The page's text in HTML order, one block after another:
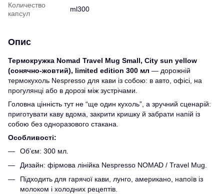
Количество
капсул
ml300
Опис
Термокружка Nomad Travel Mug Small, Сity sun yellow
(сонячно-жовтий), limited edition 300 мл — дорожній
термокухоль Nespresso для кави із собою: в авто, офісі, на
прогулянці або в дорозі між зустрічами.
Головна цінність тут не “ще один кухоль”, а зручний сценарій:
приготувати каву вдома, закрити кришку й забрати напій із
собою без одноразового стакана.
Особливості:
Об’єм: 300 мл.
Дизайн: фірмова лінійка Nespresso NOMAD / Travel Mug.
Підходить для гарячої кави, лунго, американо, напоїв із
молоком і холодних рецептів.